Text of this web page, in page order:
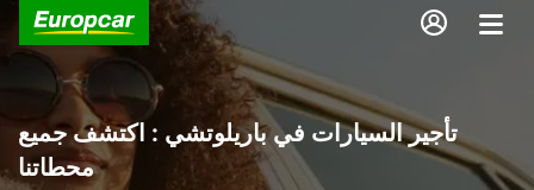
تأجير السيارات في باريلوتشي : اكتشف جميع
محطاتنا